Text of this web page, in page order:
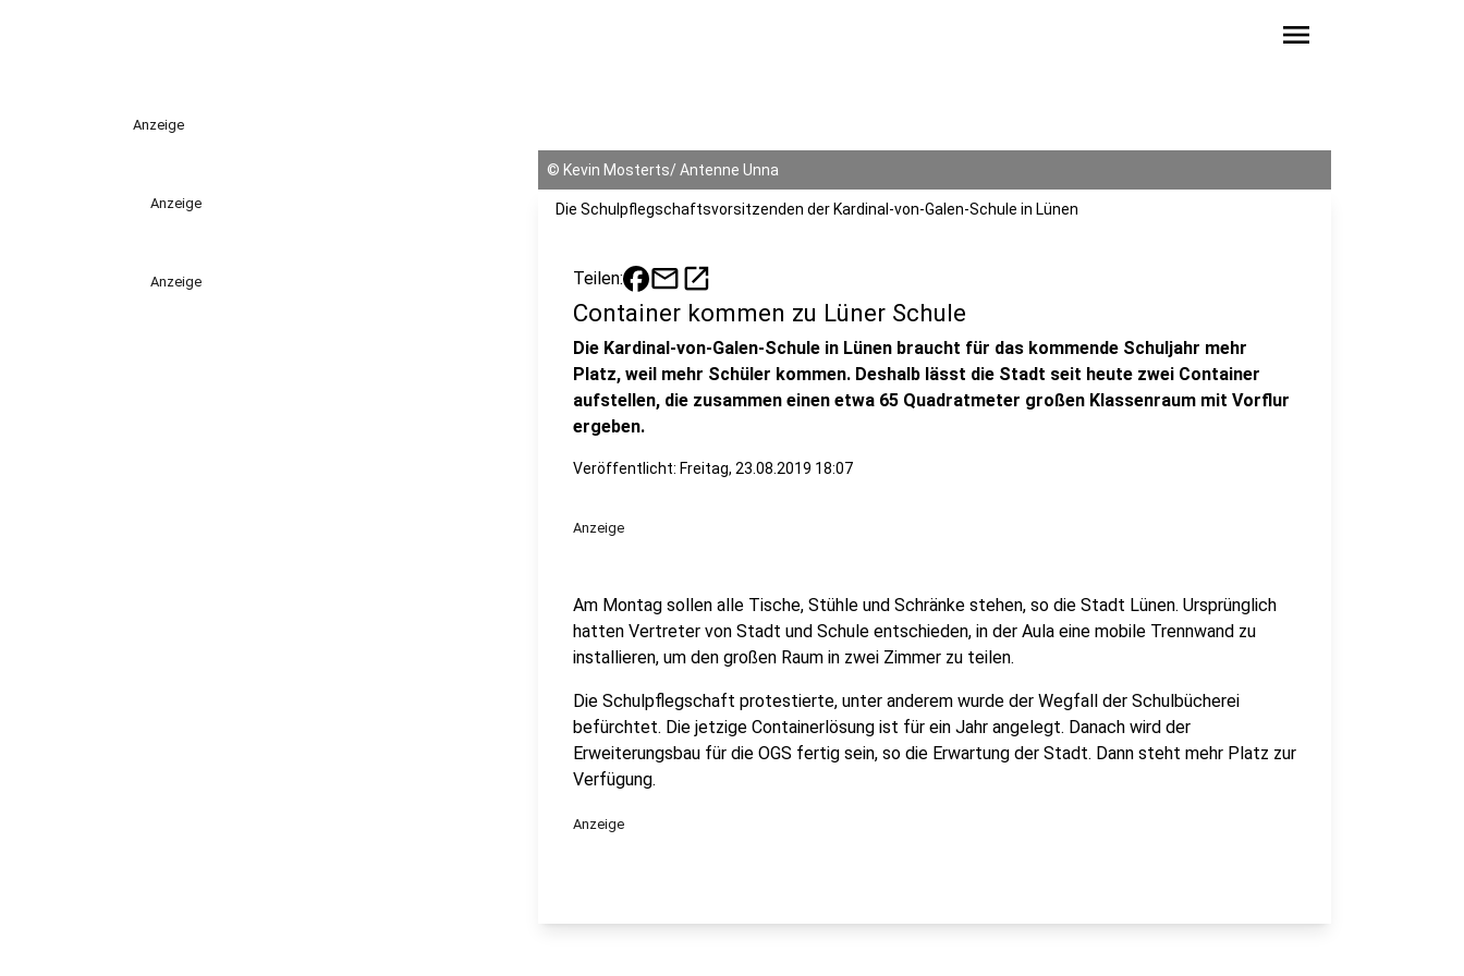
menu
Anzeige
Anzeige
Anzeige
© Kevin Mosterts/ Antenne Unna
Die Schulpflegschaftsvorsitzenden der Kardinal-von-Galen-Schule in Lünen
Teilen: mailopen_in_new
Container kommen zu Lüner Schule
Die Kardinal-von-Galen-Schule in Lünen braucht für das kommende Schuljahr mehr
Platz, weil mehr Schüler kommen. Deshalb lässt die Stadt seit heute zwei Container
aufstellen, die zusammen einen etwa 65 Quadratmeter großen Klassenraum mit Vorflur
ergeben.
Veröffentlicht: Freitag, 23.08.2019 18:07
Anzeige
Am Montag sollen alle Tische, Stühle und Schränke stehen, so die Stadt Lünen. Ursprünglich
hatten Vertreter von Stadt und Schule entschieden, in der Aula eine mobile Trennwand zu
installieren, um den großen Raum in zwei Zimmer zu teilen.
Die Schulpflegschaft protestierte, unter anderem wurde der Wegfall der Schulbücherei
befürchtet. Die jetzige Containerlösung ist für ein Jahr angelegt. Danach wird der
Erweiterungsbau für die OGS fertig sein, so die Erwartung der Stadt. Dann steht mehr Platz zur
Verfügung.
Anzeige